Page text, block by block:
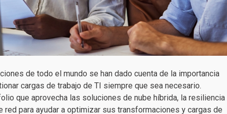
de todo el mundo se han dado cuenta de la importancia
cargas de trabajo de TI siempre que sea necesario.
que aprovecha las soluciones de nube híbrida, la resiliencia
para ayudar a optimizar sus transformaciones y cargas de